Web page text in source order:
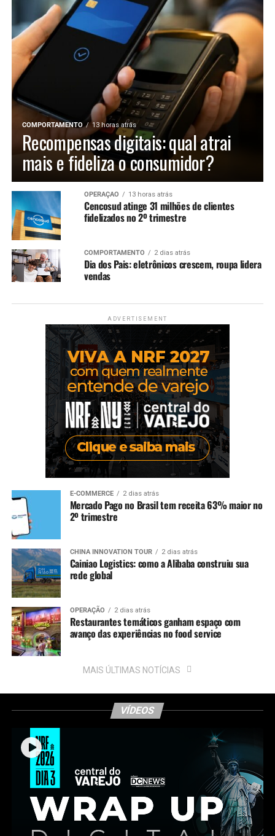
COMPORTAMENTO 13 horas atrás
Recompensas digitais: qual atrai
mais e fideliza o consumidor?
OPERAÇÃO 13 horas atrás
Cencosud atinge 31 milhões de clientes
fidelizados no 2º trimestre
COMPORTAMENTO 2 dias atrás
Dia dos Pais: eletrônicos crescem, roupa lidera
vendas
ADVERTISEMENT
E-COMMERCE 2 dias atrás
Mercado Pago no Brasil tem receita 63% maior no
2º trimestre
CHINA INNOVATION TOUR 2 dias atrás
Cainiao Logistics: como a Alibaba construiu sua
rede global
OPERAÇÃO 2 dias atrás
Restaurantes temáticos ganham espaço com
avanço das experiências no food service
MAIS ÚLTIMAS NOTÍCIAS
VÍDEOS